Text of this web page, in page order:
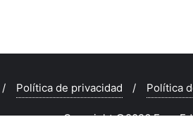
Política de privacidad Política
Copyright ©2026 Euro